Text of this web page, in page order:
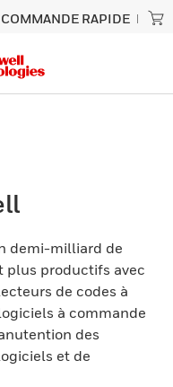
COMMANDE RAPIDE
demi-milliard de
plus productifs avec
de codes à
à commande
des
et de